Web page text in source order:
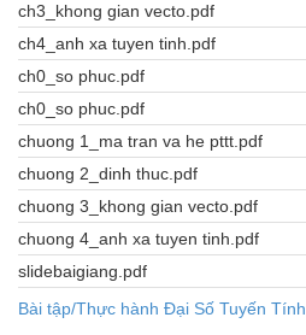
ch3_khong gian vecto.pdf
ch4_anh xa tuyen tinh.pdf
ch0_so phuc.pdf
ch0_so phuc.pdf
chuong 1_ma tran va he pttt.pdf
chuong 2_dinh thuc.pdf
chuong 3_khong gian vecto.pdf
chuong 4_anh xa tuyen tinh.pdf
slidebaigiang.pdf
Bài tập/Thực hành Đại Số Tuyến Tính